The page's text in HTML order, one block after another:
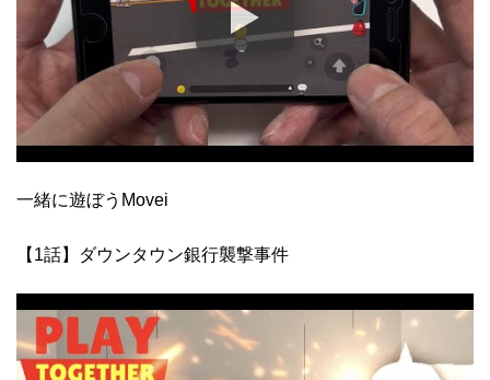
一緒に遊ぼうMovei
【1話】ダウンタウン銀行襲撃事件